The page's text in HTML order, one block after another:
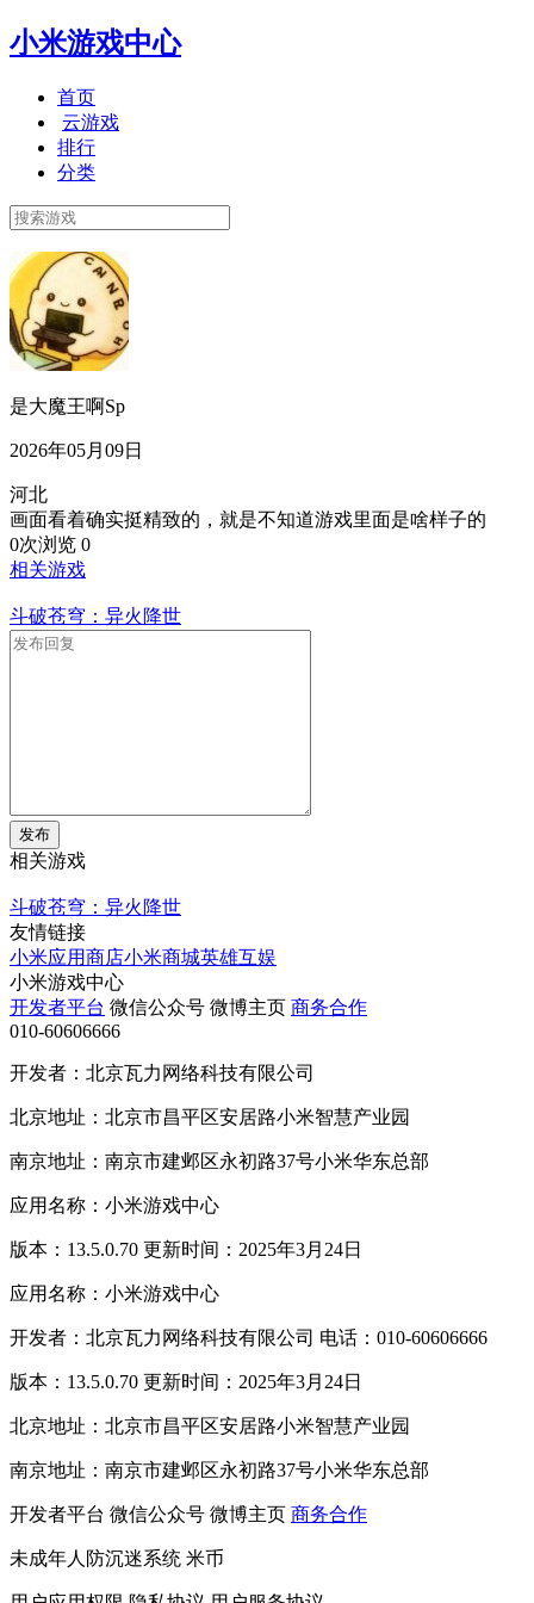
小米游戏中心
首页
云游戏
排行
分类
是大魔王啊Sp
2026年05月09日
河北
画面看着确实挺精致的，就是不知道游戏里面是啥样子的
0次浏览 0
相关游戏
斗破苍穹：异火降世
发布
相关游戏
斗破苍穹：异火降世
友情链接
小米应用商店小米商城英雄互娱
小米游戏中心
开发者平台 微信公众号 微博主页 商务合作
010-60606666
开发者：北京瓦力网络科技有限公司
北京地址：北京市昌平区安居路小米智慧产业园
南京地址：南京市建邺区永初路37号小米华东总部
应用名称：小米游戏中心
版本：13.5.0.70 更新时间：2025年3月24日
应用名称：小米游戏中心
开发者：北京瓦力网络科技有限公司 电话：010-60606666
版本：13.5.0.70 更新时间：2025年3月24日
北京地址：北京市昌平区安居路小米智慧产业园
南京地址：南京市建邺区永初路37号小米华东总部
开发者平台 微信公众号 微博主页 商务合作
未成年人防沉迷系统 米币